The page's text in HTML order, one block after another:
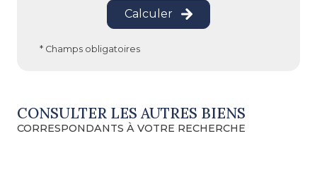
Calculer
* Champs obligatoires
CONSULTER LES AUTRES BIENS
CORRESPONDANTS À VOTRE RECHERCHE